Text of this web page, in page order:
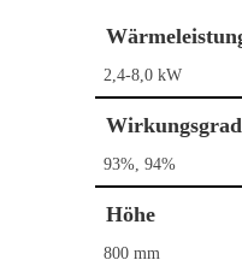
2,4-8,0 kW
Wirkungsgrad
93%, 94%
Höhe
800 mm